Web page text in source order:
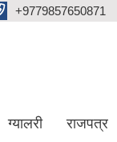
+9779857650871
ग्यालरी राजपत्र